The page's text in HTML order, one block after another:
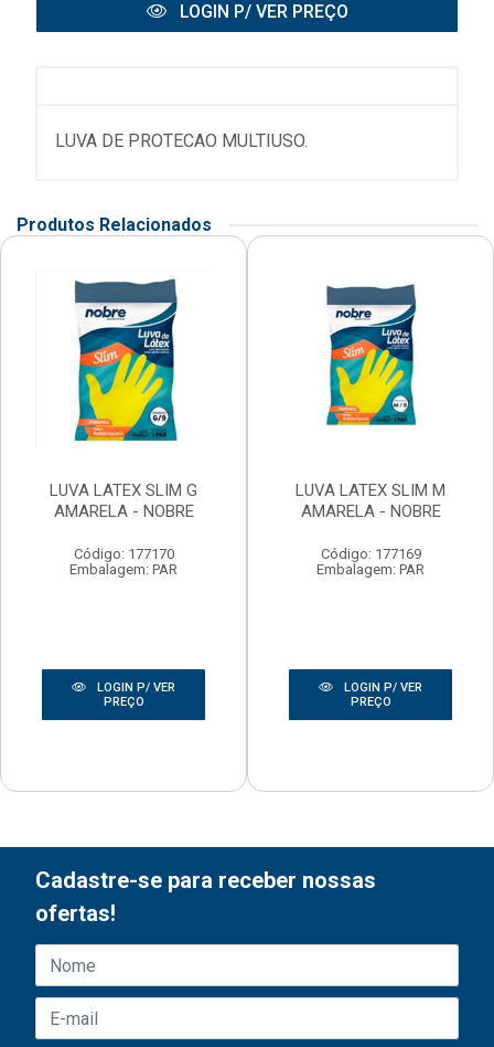
LOGIN P/ VER PREÇO
LUVA DE PROTECAO MULTIUSO.
Produtos Relacionados
LUVA LATEX SLIM G
AMARELA - NOBRE
Código: 177170
Embalagem: PAR
LOGIN P/ VER
PREÇO
LUVA LATEX SLIM M
AMARELA - NOBRE
Código: 177169
Embalagem: PAR
LOGIN P/ VER
PREÇO
Cadastre-se para receber nossas
ofertas!